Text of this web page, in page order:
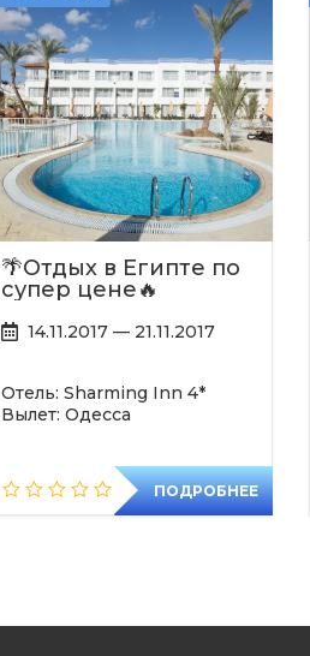
🌴Отдых в Египте по
супер цене🔥
14.11.2017 — 21.11.2017
Отель: Sharming Inn 4*
Вылет: Одесса
ПОДРОБНЕЕ